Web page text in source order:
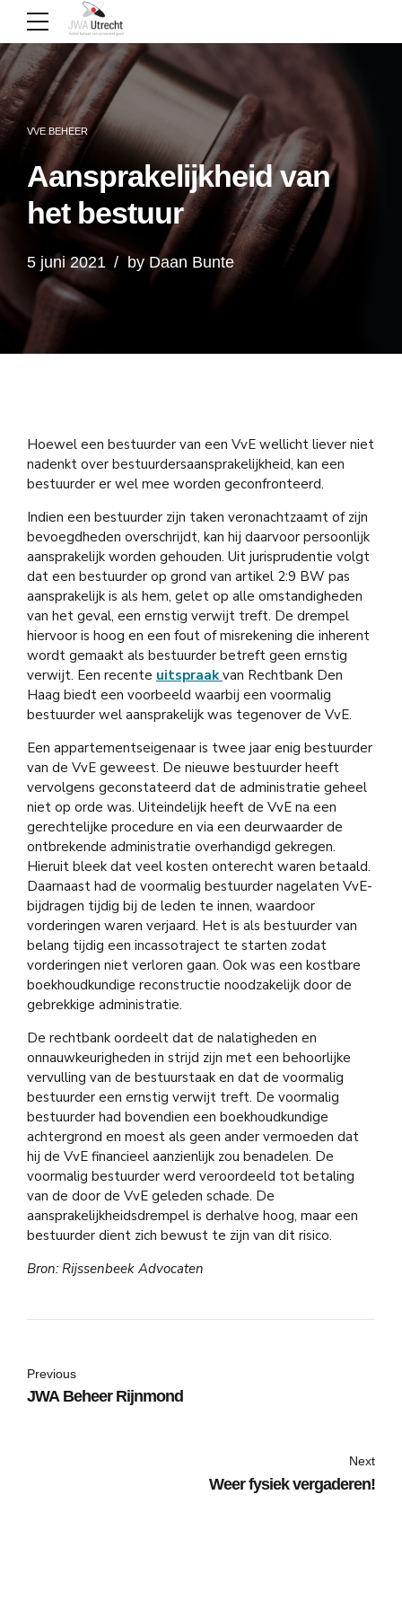
VVE BEHEER
Aansprakelijkheid van
het bestuur
5 juni 2021 by Daan Bunte
Hoewel een bestuurder van een VvE wellicht liever niet
nadenkt over bestuurdersaansprakelijkheid, kan een
bestuurder er wel mee worden geconfronteerd.
Indien een bestuurder zijn taken veronachtzaamt of zijn
bevoegdheden overschrijdt, kan hij daarvoor persoonlijk
aansprakelijk worden gehouden. Uit jurisprudentie volgt
dat een bestuurder op grond van artikel 2:9 BW pas
aansprakelijk is als hem, gelet op alle omstandigheden
van het geval, een ernstig verwijt treft. De drempel
hiervoor is hoog en een fout of misrekening die inherent
wordt gemaakt als bestuurder betreft geen ernstig
verwijt. Een recente uitspraak van Rechtbank Den
Haag biedt een voorbeeld waarbij een voormalig
bestuurder wel aansprakelijk was tegenover de VvE.
Een appartementseigenaar is twee jaar enig bestuurder
van de VvE geweest. De nieuwe bestuurder heeft
vervolgens geconstateerd dat de administratie geheel
niet op orde was. Uiteindelijk heeft de VvE na een
gerechtelijke procedure en via een deurwaarder de
ontbrekende administratie overhandigd gekregen.
Hieruit bleek dat veel kosten onterecht waren betaald.
Daarnaast had de voormalig bestuurder nagelaten VvE-
bijdragen tijdig bij de leden te innen, waardoor
vorderingen waren verjaard. Het is als bestuurder van
belang tijdig een incassotraject te starten zodat
vorderingen niet verloren gaan. Ook was een kostbare
boekhoudkundige reconstructie noodzakelijk door de
gebrekkige administratie.
De rechtbank oordeelt dat de nalatigheden en
onnauwkeurigheden in strijd zijn met een behoorlijke
vervulling van de bestuurstaak en dat de voormalig
bestuurder een ernstig verwijt treft. De voormalig
bestuurder had bovendien een boekhoudkundige
achtergrond en moest als geen ander vermoeden dat
hij de VvE financieel aanzienlijk zou benadelen. De
voormalig bestuurder werd veroordeeld tot betaling
van de door de VvE geleden schade. De
aansprakelijkheidsdrempel is derhalve hoog, maar een
bestuurder dient zich bewust te zijn van dit risico.
Bron: Rijssenbeek Advocaten
Previous
JWA Beheer Rijnmond
Next
Weer fysiek vergaderen!